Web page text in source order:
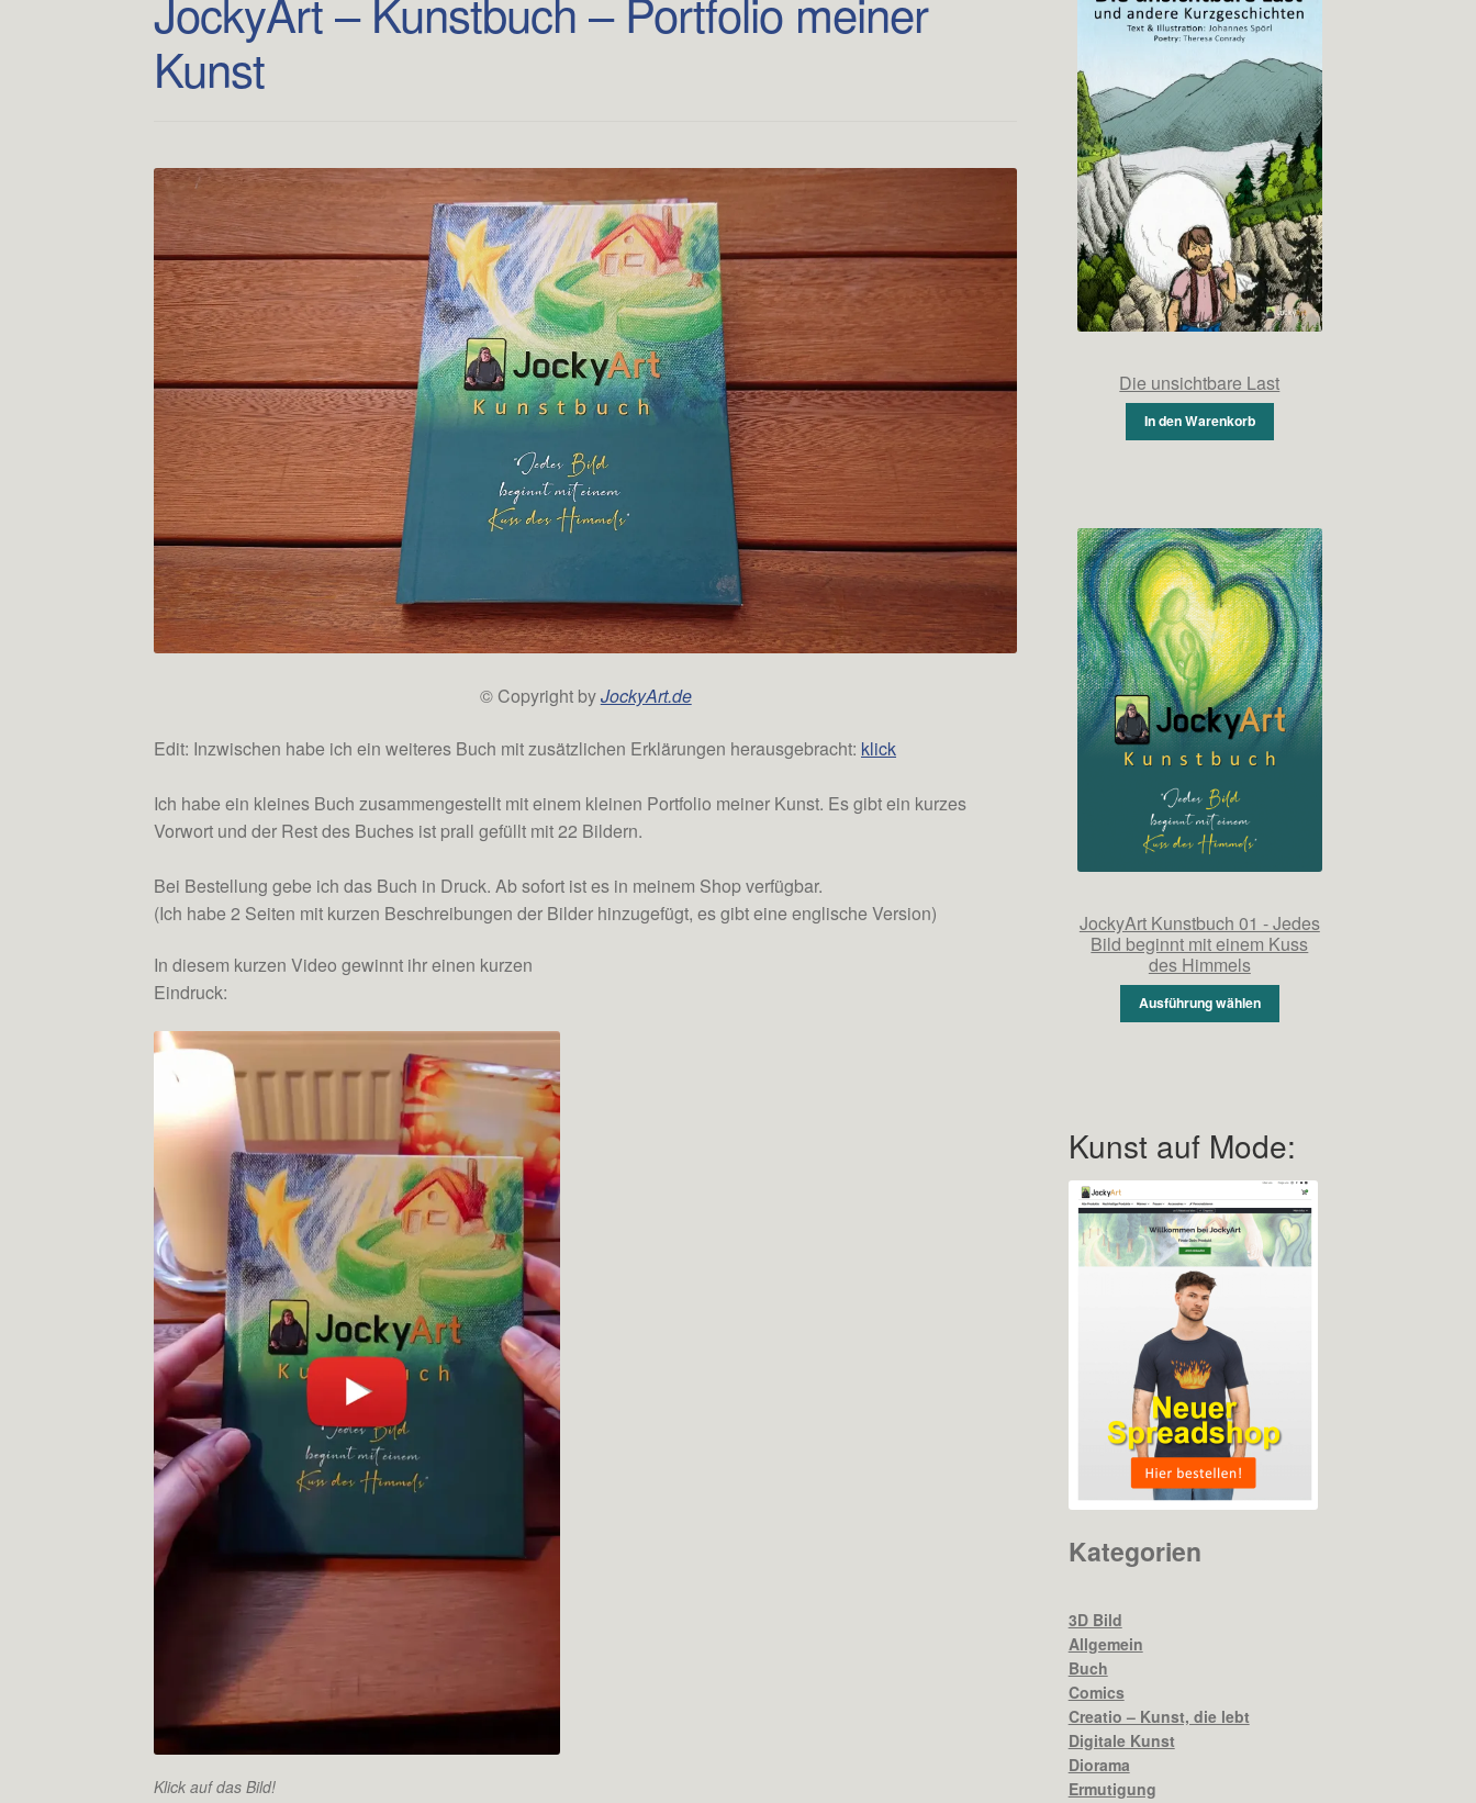
JockyArt – Kunstbuch – Portfolio meiner
Kunst
© Copyright byJockyArt.de
Edit: Inzwischen habe ich ein weiteres Buch mit zusätzlichen Erklärungen herausgebracht: klick
Ich habe ein kleines Buch zusammengestellt mit einem kleinen Portfolio meiner Kunst. Es gibt ein kurzes
Vorwort und der Rest des Buches ist prall gefüllt mit 22 Bildern.
Bei Bestellung gebe ich das Buch in Druck. Ab sofort ist es in meinem Shop verfügbar.
(Ich habe 2 Seiten mit kurzen Beschreibungen der Bilder hinzugefügt, es gibt eine englische Version)
In diesem kurzen Video gewinnt ihr einen kurzen
Eindruck:
Klick auf das Bild!
Die unsichtbare Last
In den Warenkorb
JockyArt Kunstbuch 01 - Jedes
Bild beginnt mit einem Kuss
des Himmels
Ausführung wählen
Kunst auf Mode:
Kategorien
3D Bild
Allgemein
Buch
Comics
Creatio – Kunst, die lebt
Digitale Kunst
Diorama
Ermutigung